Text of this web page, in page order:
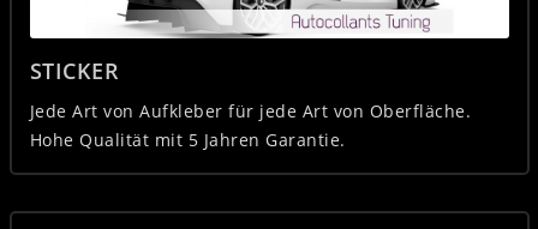
STICKER
Jede Art von Aufkleber für jede Art von Oberfläche.
Hohe Qualität mit 5 Jahren Garantie.